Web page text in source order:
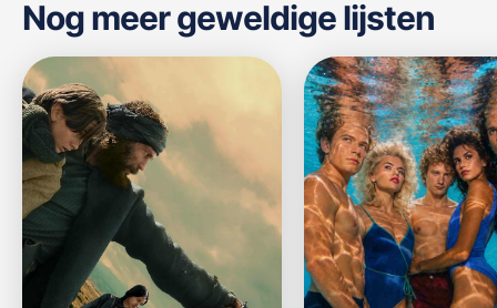
Nog meer geweldige lijsten